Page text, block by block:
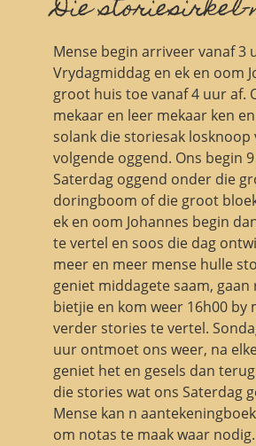
Die
Mense begin arriveer vanaf 3
Vrydagmiddag en ek en oom
groot huis toe vanaf 4 uur af.
mekaar en leer mekaar ken
solank die storiesak losknoop
volgende oggend. Ons begin
Saterdag oggend onder die
doringboom of die groot
ek en oom Johannes begin
te vertel en soos die dag
meer en meer mense hulle
geniet middagete saam, gaan
bietjie en kom weer 16h00 by
verder stories te vertel.
uur ontmoet ons weer, na
geniet het en gesels dan
die stories wat ons Saterdag
Mense kan n
om notas te maak waar nodig.